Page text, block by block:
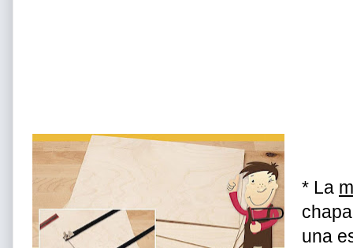
* La
una